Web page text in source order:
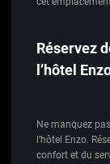
Réservez
l’hôtel
Ne manquez
l’hôtel Enzo.
confort et du